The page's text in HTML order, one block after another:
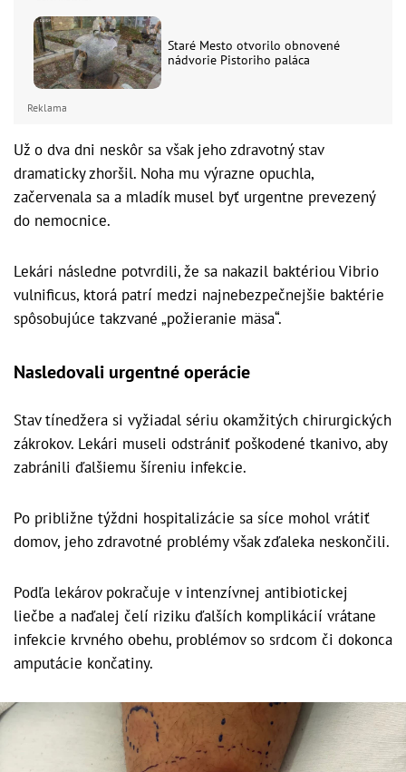
Staré Mesto otvorilo obnovené
nádvorie Pistoriho paláca
Reklama
Už o dva dni neskôr sa však jeho zdravotný stav
dramaticky zhoršil. Noha mu výrazne opuchla,
začervenala sa a mladík musel byť urgentne prevezený
do nemocnice.
Lekári následne potvrdili, že sa nakazil baktériou Vibrio
vulnificus, ktorá patrí medzi najnebezpečnejšie baktérie
spôsobujúce takzvané „požieranie mäsa“.
Nasledovali urgentné operácie
Stav tínedžera si vyžiadal sériu okamžitých chirurgických
zákrokov. Lekári museli odstrániť poškodené tkanivo, aby
zabránili ďalšiemu šíreniu infekcie.
Po približne týždni hospitalizácie sa síce mohol vrátiť
domov, jeho zdravotné problémy však zďaleka neskončili.
Podľa lekárov pokračuje v intenzívnej antibiotickej
liečbe a naďalej čelí riziku ďalších komplikácií vrátane
infekcie krvného obehu, problémov so srdcom či dokonca
amputácie končatiny.